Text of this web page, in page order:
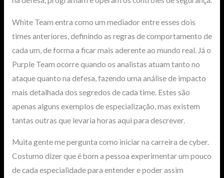
White Team entra como um mediador entre esses dois
times anteriores, definindo as regras de comportamento de
cada um, de forma a ficar mais aderente ao mundo real. Já o
Purple Team ocorre quando os analistas atuam tanto no
ataque quanto na defesa, fazendo uma análise de impacto
mais detalhada dos segredos de cada time. Estes são
apenas alguns exemplos de especialização, mas existem
tantas outras que levaria horas aqui para descrever.
Muita gente me pergunta como iniciar na carreira de cyber.
Costumo dizer que é bom a pessoa experimentar um pouco
de cada especialidade para entender e poder assim